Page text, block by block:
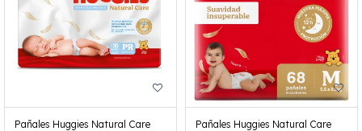
Pañales Huggies Natural Care
Pañales Huggies Natural Care